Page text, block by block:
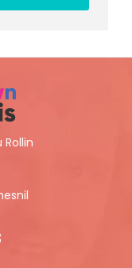
Rollin